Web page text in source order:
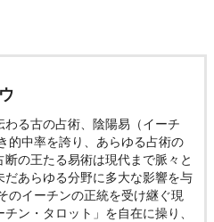
わる古の占術、陰陽易（イーチ
的中率を誇り、あらゆる占術の
断の王たる易術は現代まで脈々と
だあらゆる分野に多大な影響を与
のイーチンの正統を受け継ぐ現
ン・タロット」を自在に操り、